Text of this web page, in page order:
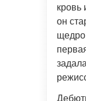
кровь
он
щедро